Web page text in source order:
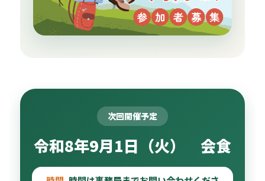
次回開催予定
令和8年9月1日（火） 会食